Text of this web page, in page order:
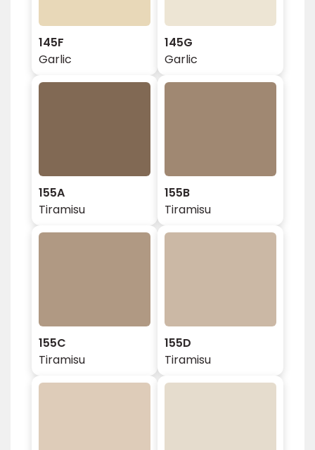
145F
Garlic
145G
Garlic
155A
Tiramisu
155B
Tiramisu
155C
Tiramisu
155D
Tiramisu